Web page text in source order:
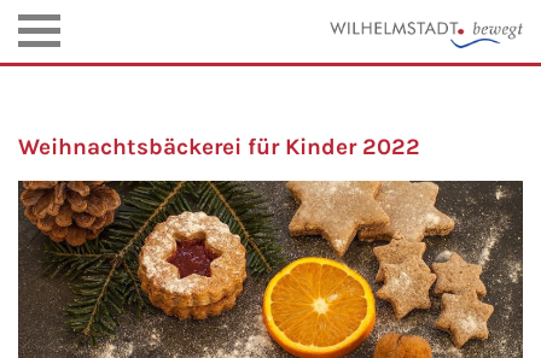
Weihnachtsbäckerei für Kinder 2022